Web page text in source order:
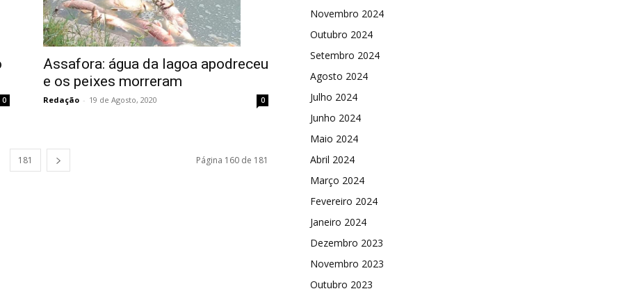
0
Assafora: água da lagoa apodreceu
e os peixes morreram
Redação - 19 de Agosto, 2020 0
181 Página 160 de 181
Novembro 2024
Outubro 2024
Setembro 2024
Agosto 2024
Julho 2024
Junho 2024
Maio 2024
Abril 2024
Março 2024
Fevereiro 2024
Janeiro 2024
Dezembro 2023
Novembro 2023
Outubro 2023